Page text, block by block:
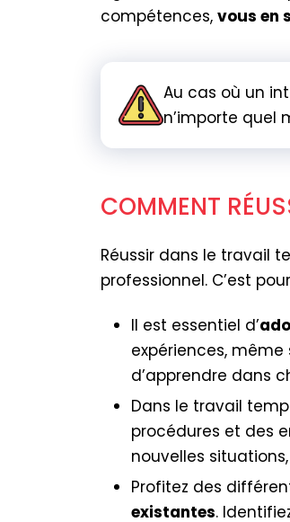
compétences, vous en
Au cas où un
n’importe quel
COMMENT
Réussir dans le travail
professionnel. C’est
Il est essentiel d’
expériences,
d’apprendre dans
Dans le travail
procédures et des
nouvelles
Profitez des
existantes.